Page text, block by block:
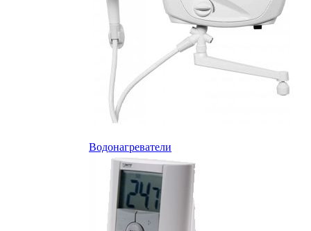
Водонагреватели